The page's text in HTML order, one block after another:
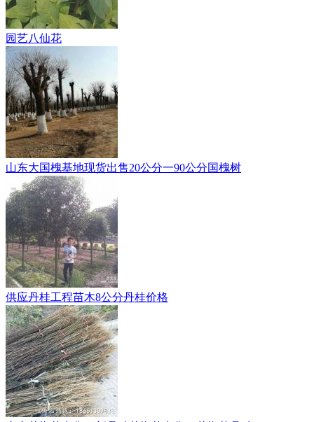
园艺八仙花
山东大国槐基地现货出售20公分一90公分国槐树
供应丹桂工程苗木8公分丹桂价格